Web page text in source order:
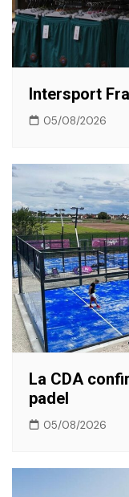
Intersport
05/08/2026
La CDA
padel
05/08/2026